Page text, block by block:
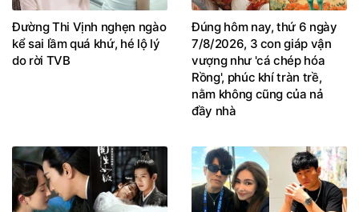
Đường Thi Vịnh nghẹn ngào
kể sai lầm quá khứ, hé lộ lý
do rời TVB
Đúng hôm nay, thứ 6 ngày
7/8/2026, 3 con giáp vận
vượng như 'cá chép hóa
Rồng', phúc khí tràn trề,
nằm không cũng của nả
đầy nhà